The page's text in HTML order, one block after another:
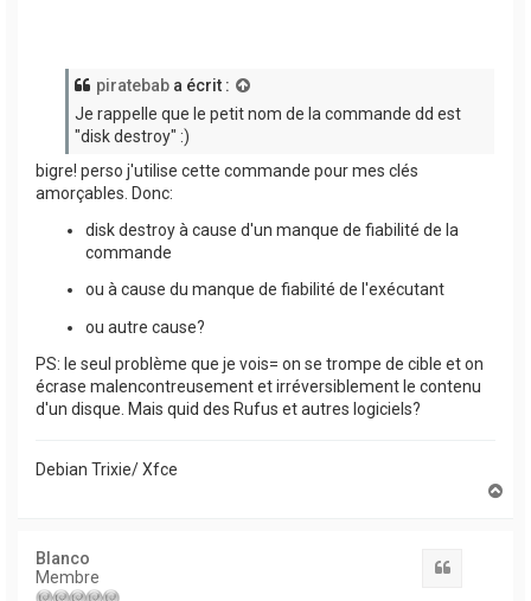
piratebab a écrit :
Je rappelle que le petit nom de la commande dd est
"disk destroy" :)
bigre! perso j'utilise cette commande pour mes clés
amorçables. Donc:
disk destroy à cause d'un manque de fiabilité de la
commande
ou à cause du manque de fiabilité de l'exécutant
ou autre cause?
PS: le seul problème que je vois= on se trompe de cible et on
écrase malencontreusement et irréversiblement le contenu
d'un disque. Mais quid des Rufus et autres logiciels?
Debian Trixie/ Xfce
Blanco
Membre